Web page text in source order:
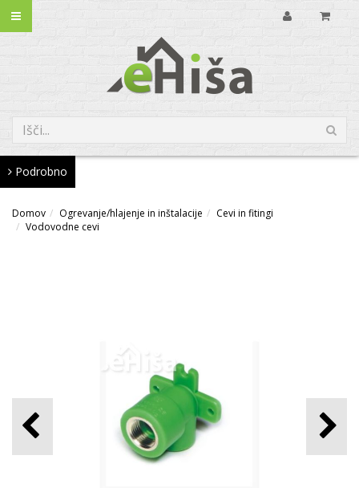
Podrobno
Domov Ogrevanje/hlajenje in inštalacije
Cevi in fitingi
Vodovodne cevi